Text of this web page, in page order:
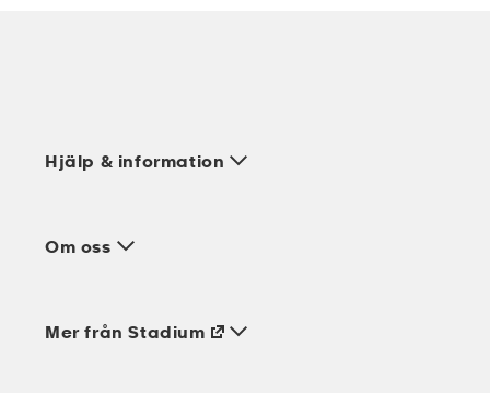
Hjälp & information
Om oss
Mer från Stadium